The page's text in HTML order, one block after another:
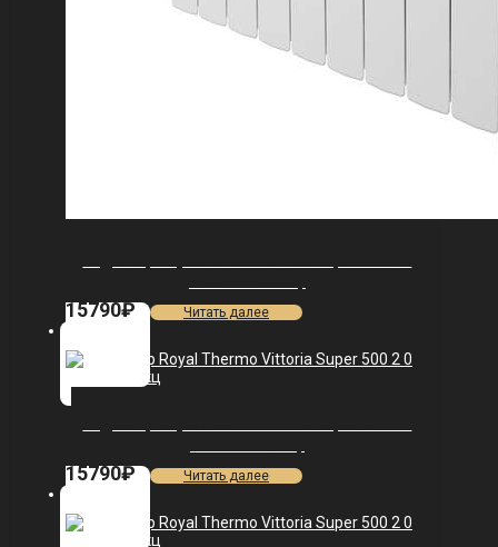
15790₽ Читать далее
15790₽ Читать далее